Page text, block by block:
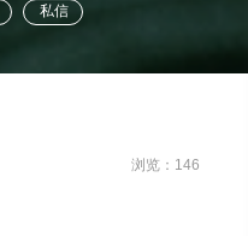
私信
浏览：146